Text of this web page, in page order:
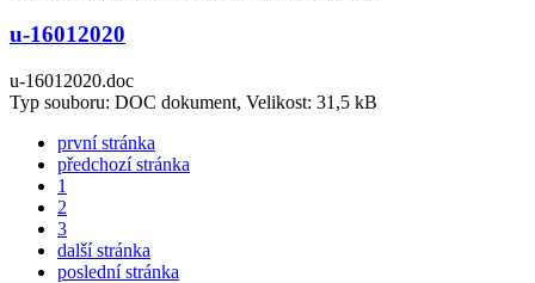
u-16012020
u-16012020.doc
Typ souboru: DOC dokument, Velikost: 31,5 kB
první stránka
předchozí stránka
1
2
3
další stránka
poslední stránka